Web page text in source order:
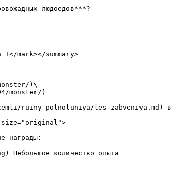
людоедов***?
mark></summary>
)\
monster/)
ruiny-polnoluniya/les-zabveniya.md) в
size="original">
награды:
количество опыта